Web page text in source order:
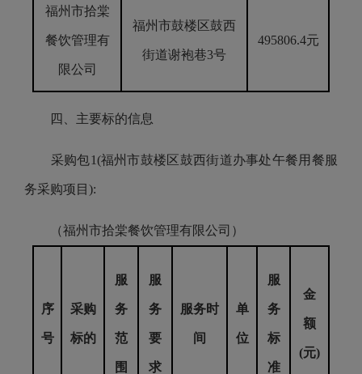
福州市拾棠
餐饮管理有
限公司
福州市鼓楼区鼓西
街道谢袍巷3号
495806.4元
四、主要标的信息
采购包1(福州市鼓楼区鼓西街道办事处午餐用餐服
务采购项目):
（福州市拾棠餐饮管理有限公司）
序
号
采购
标的
服
务
范
围
服
务
要
求
服务时
间
单
位
服
务
标
准
金
额
(元)